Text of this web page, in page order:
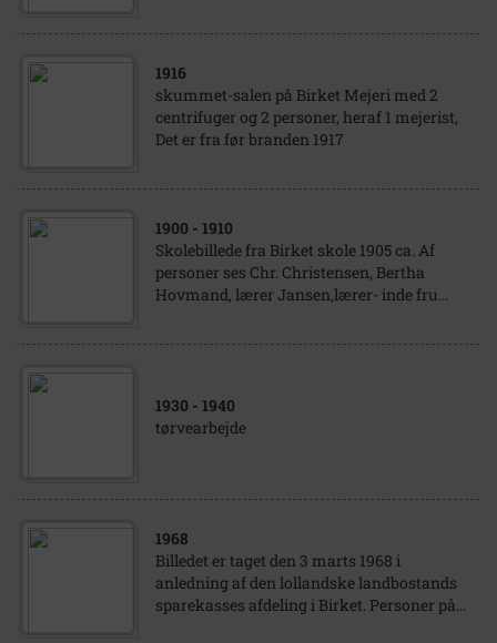
1916
skummet-salen på Birket Mejeri med 2
centrifuger og 2 personer, heraf 1 mejerist,
Det er fra før branden 1917
1900 - 1910
Skolebillede fra Birket skole 1905 ca. Af
personer ses Chr. Christensen, Bertha
Hovmand, lærer Jansen,lærer- inde fru...
1930 - 1940
tørvearbejde
1968
Billedet er taget den 3 marts 1968 i
anledning af den lollandske landbostands
sparekasses afdeling i Birket. Personer på...